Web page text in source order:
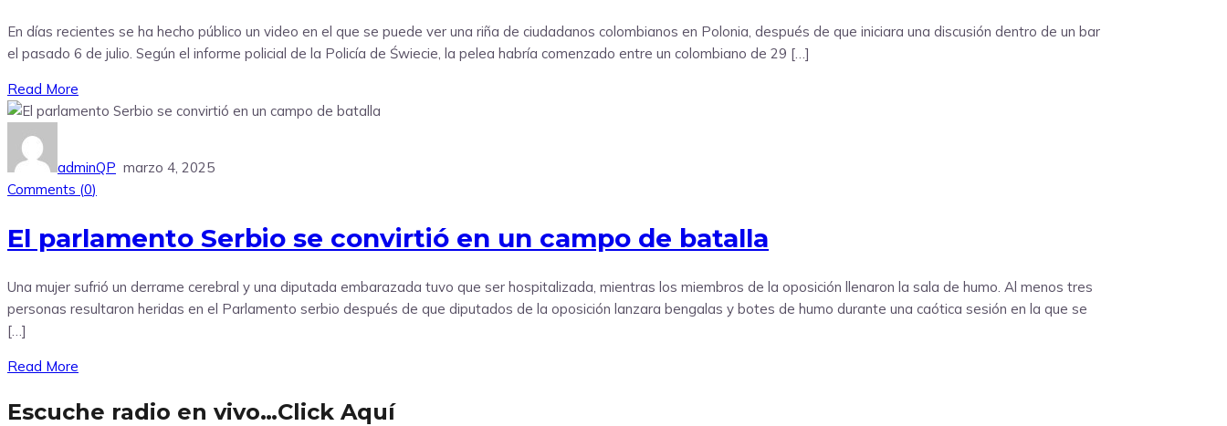
En días recientes se ha hecho público un video en el que se puede ver una riña de ciudadanos colombianos en Polonia, después de que iniciara una discusión dentro de un bar
el pasado 6 de julio. Según el informe policial de la Policía de Świecie, la pelea habría comenzado entre un colombiano de 29 […]
Read More
adminQP marzo 4, 2025
Comments (0)
El parlamento Serbio se convirtió en un campo de batalla
Una mujer sufrió un derrame cerebral y una diputada embarazada tuvo que ser hospitalizada, mientras los miembros de la oposición llenaron la sala de humo. Al menos tres
personas resultaron heridas en el Parlamento serbio después de que diputados de la oposición lanzara bengalas y botes de humo durante una caótica sesión en la que se
[…]
Read More
Escuche radio en vivo…Click Aquí